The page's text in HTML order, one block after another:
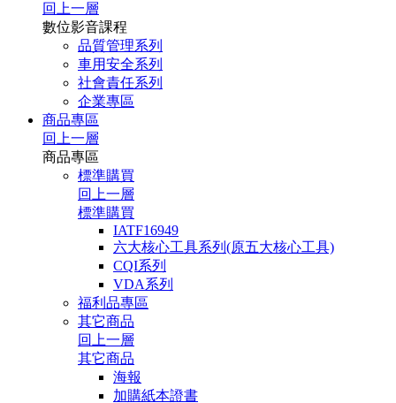
回上一層
數位影音課程
品質管理系列
車用安全系列
社會責任系列
企業專區
商品專區
回上一層
商品專區
標準購買
回上一層
標準購買
IATF16949
六大核心工具系列(原五大核心工具)
CQI系列
VDA系列
福利品專區
其它商品
回上一層
其它商品
海報
加購紙本證書